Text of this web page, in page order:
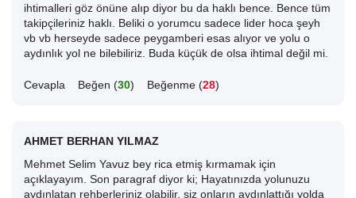
ihtimalleri göz önüne alıp diyor bu da haklı bence. Bence tüm
takipçileriniz haklı. Beliki o yorumcu sadece lider hoca şeyh
vb vb herseyde sadece peygamberi esas alıyor ve yolu o
aydınlık yol ne bilebiliriz. Buda küçük de olsa ihtimal değil mi.
Cevapla Beğen (30) Beğenme (28)
AHMET BERHAN YILMAZ
Mehmet Selim Yavuz bey rica etmiş kırmamak için
açıklayayım. Son paragraf diyor ki; Hayatınızda yolunuzu
aydınlatan rehberleriniz olabilir, siz onların aydınlattığı yolda